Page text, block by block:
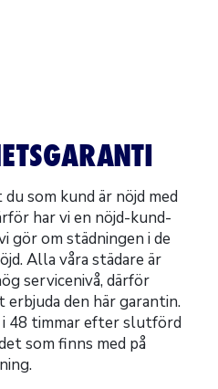
som kund är nöjd med
har vi en nöjd-kund-
gör om städningen i de
Alla våra städare är
servicenivå, därför
den här garantin.
48 timmar efter slutförd
som finns med på